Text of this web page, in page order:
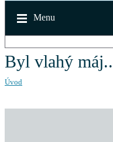
Menu
Byl vlahý
Úvod